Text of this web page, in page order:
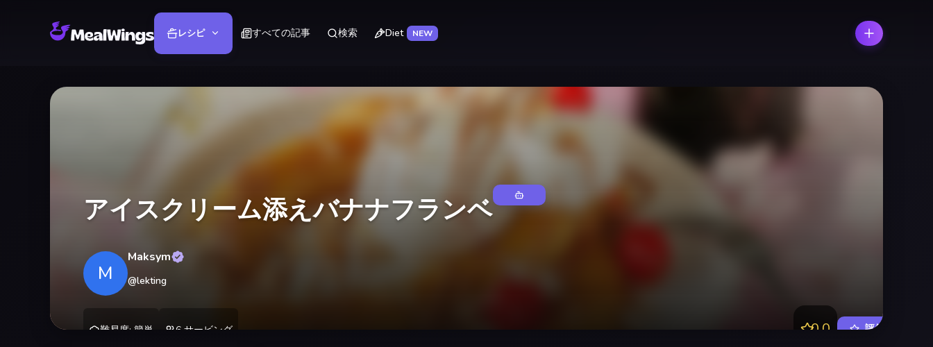
レシピ すべての記事 検索 Diet NEW
アイスクリーム添えバナナフランベ
M
Maksym
@lekting
難易度: 簡単 6 サービング 0.0 評価する